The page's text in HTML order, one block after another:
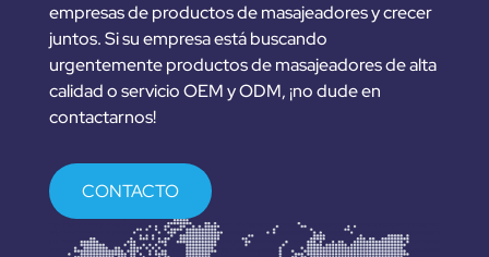
empresas de productos de masajeadores y crecer
juntos. Si su empresa está buscando
urgentemente productos de masajeadores de alta
calidad o servicio OEM y ODM, ¡no dude en
contactarnos!
CONTACTO